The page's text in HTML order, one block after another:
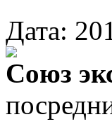
Дата:
Союз